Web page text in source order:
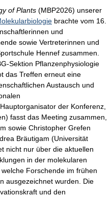
of Plants (MBP2026) unserer
brachte vom 16.
und
sowie Vertreterinnen und
Hennef zusammen.
Sektion Pflanzenphysiologie
das Treffen erneut eine
Austausch und
der Konferenz,
fasst das Meeting zusammen,
sowie Christopher Grefen
Bräutigam (Universität
nicht nur über die aktuellen
in der molekularen
Forschende im frühen
ausgezeichnet wurden. Die
und den